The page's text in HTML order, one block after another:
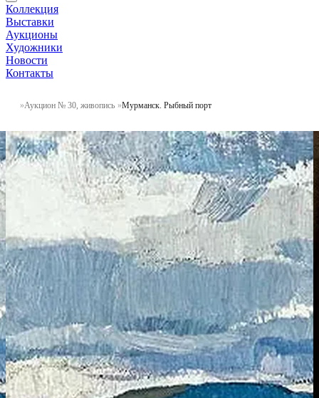
Коллекция
Выставки
Аукционы
Художники
Новости
Контакты
Аукцион № 30, живопись Мурманск. Рыбный порт